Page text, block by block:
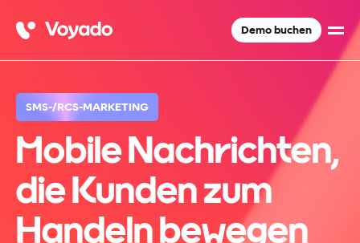
Demo buchen
SMS-/RCS-MARKETING
Mobile Nachrichten,
die Kunden zum
Handeln bewegen